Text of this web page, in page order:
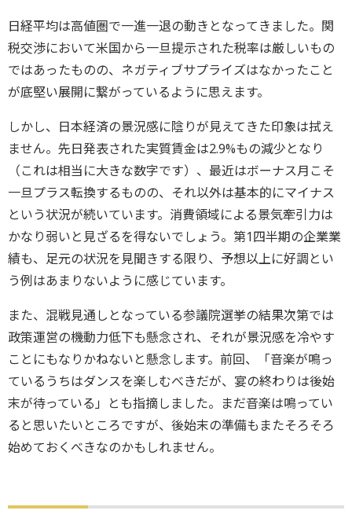
日経平均は高値圏で一進一退の動きとなってきました。関
税交渉において米国から一旦提示された税率は厳しいもの
ではあったものの、ネガティブサプライズはなかったこと
が底堅い展開に繋がっているように思えます。
しかし、日本経済の景況感に陰りが見えてきた印象は拭え
ません。先日発表された実質賃金は2.9%もの減少となり
（これは相当に大きな数字です）、最近はボーナス月こそ
一旦プラス転換するものの、それ以外は基本的にマイナス
という状況が続いています。消費領域による景気牽引力は
かなり弱いと見ざるを得ないでしょう。第1四半期の企業業
績も、足元の状況を見聞きする限り、予想以上に好調とい
う例はあまりないように感じています。
また、混戦見通しとなっている参議院選挙の結果次第では
政策運営の機動力低下も懸念され、それが景況感を冷やす
ことにもなりかねないと懸念します。前回、「音楽が鳴っ
ているうちはダンスを楽しむべきだが、宴の終わりは後始
末が待っている」とも指摘しました。まだ音楽は鳴ってい
ると思いたいところですが、後始末の準備もまたそろそろ
始めておくべきなのかもしれません。